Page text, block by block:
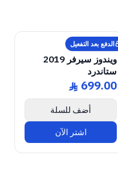
الدفع بعد التفعيل
GENUINE SOFTWARE
LICENSE
Windows Server
2019 Standard
Windows • 1 Device •
abmkeys
Microsoft
ويندوز سيرفر 2019
ستاندرد
ê 699.00
أضف للسلة
اشتر الآن